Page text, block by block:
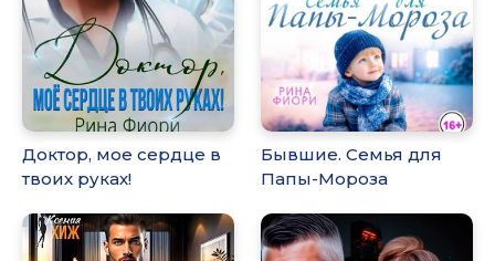
Доктор, мое сердце в
твоих руках!
Бывшие. Семья для
Папы-Мороза